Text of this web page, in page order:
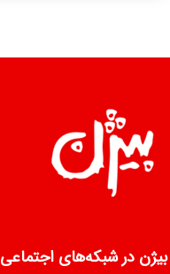
بیژن در شبکه‌های اجتماعی